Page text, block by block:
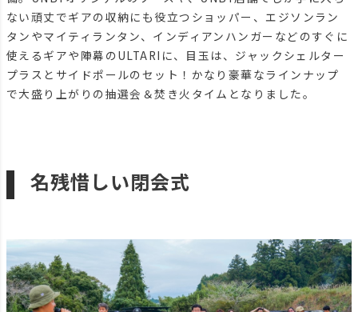
ない頑丈でギアの収納にも役立つショッパー、エジソンラン
タンやマイティランタン、インディアンハンガーなどのすぐに
使えるギアや陣幕のULTARIに、目玉は、ジャックシェルター
プラスとサイドポールのセット！かなり豪華なラインナップ
で大盛り上がりの抽選会＆焚き火タイムとなりました。
名残惜しい閉会式